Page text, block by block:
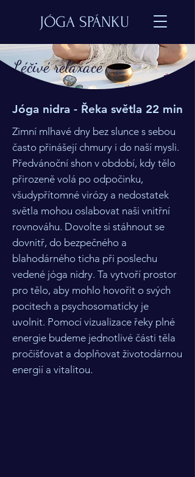
JÓGA SPÁNKU
Léčivé relaxace
Jóga nidra - Řeka světla 22 min
Zimní mlhavé dny bez slunce s sebou
často přinášejí chmury i do naší mysli.
Předvánoční shon v období, kdy tělo
přirozeně volá po odpočinku,
všudypřítomné virózy a nedostatek
světla mohou oslabovat naši vnitřní
rovnováhu. Dovolte si stáhnout se
dovnitř, do bezpečného a
blahodárného ticha při poslechu
vedené jóga nidry. Ta vytvoří prostor
pro tělo, aby mohlo hovořit o svých
pocitech a psychosomaticky je
uvolnit. Pomocí vizualizace řeky plné
energie budeme jednotlivé části těla
pročišťovat a doplňovat životodárnou
energií a vitalitou.